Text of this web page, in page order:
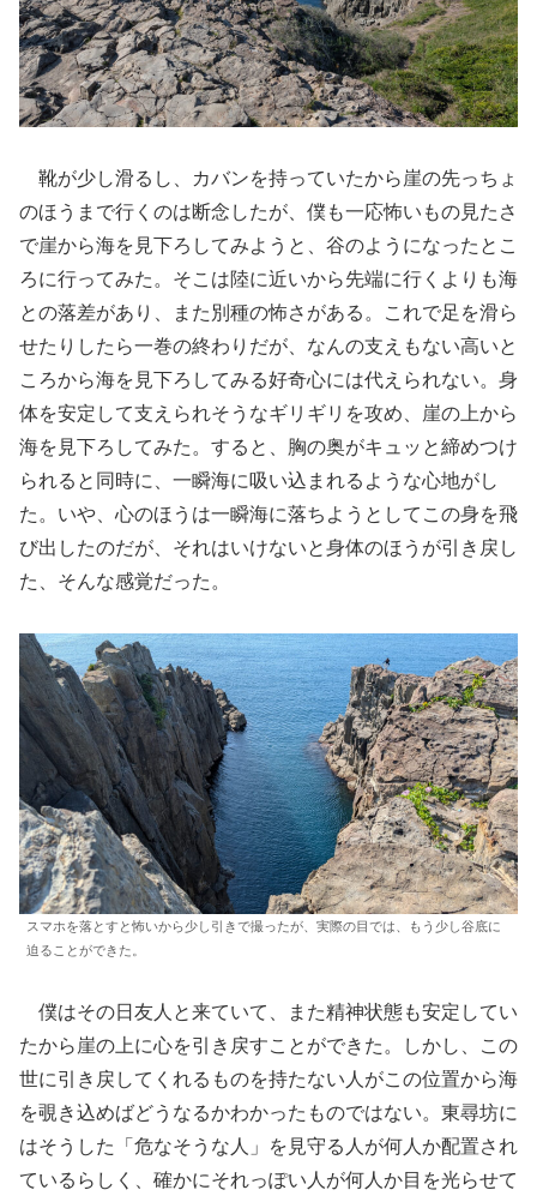
靴が少し滑るし、カバンを持っていたから崖の先っちょ
のほうまで行くのは断念したが、僕も一応怖いもの見たさ
で崖から海を見下ろしてみようと、谷のようになったとこ
ろに行ってみた。そこは陸に近いから先端に行くよりも海
との落差があり、また別種の怖さがある。これで足を滑ら
せたりしたら一巻の終わりだが、なんの支えもない高いと
ころから海を見下ろしてみる好奇心には代えられない。身
体を安定して支えられそうなギリギリを攻め、崖の上から
海を見下ろしてみた。すると、胸の奥がキュッと締めつけ
られると同時に、一瞬海に吸い込まれるような心地がし
た。いや、心のほうは一瞬海に落ちようとしてこの身を飛
び出したのだが、それはいけないと身体のほうが引き戻し
た、そんな感覚だった。
スマホを落とすと怖いから少し引きで撮ったが、実際の目では、もう少し谷底に
迫ることができた。
僕はその日友人と来ていて、また精神状態も安定してい
たから崖の上に心を引き戻すことができた。しかし、この
世に引き戻してくれるものを持たない人がこの位置から海
を覗き込めばどうなるかわかったものではない。東尋坊に
はそうした「危なそうな人」を見守る人が何人か配置され
ているらしく、確かにそれっぽい人が何人か目を光らせて